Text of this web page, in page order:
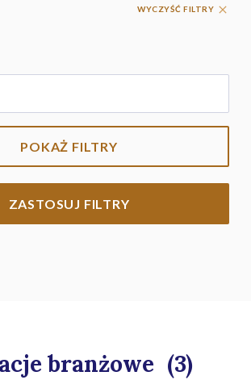
WYCZYŚĆ FILTRY
POKAŻ FILTRY
ZASTOSUJ FILTRY
branżowe (3)